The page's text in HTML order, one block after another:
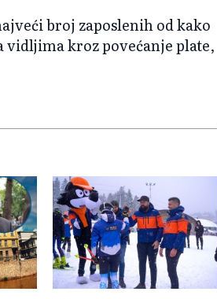
broj zaposlenih od kako
vidljima kroz povećanje plate,